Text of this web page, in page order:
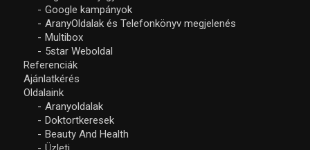
Google kampányok
AranyOldalak és Telefonkönyv megjelenés
Multibox
5star Weboldal
Referenciák
Ajánlatkérés
Oldalaink
Aranyoldalak
Doktortkeresek
Beauty And Health